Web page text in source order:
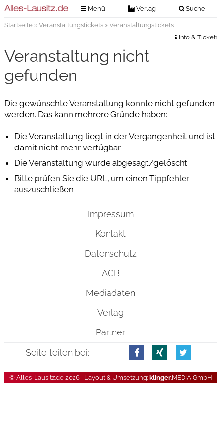
Menü Verlag Suche
Verlag
Kontakt
Impressum
Nachrichten
Veranstaltungstickets
Anzeigensuche
Startseite» Veranstaltungstickets» Veranstaltungstickets
Info & Tickets
Veranstaltung nicht
gefunden
Die gewünschte Veranstaltung konnte nicht gefunden
werden. Das kann mehrere Gründe haben:
Die Veranstaltung liegt in der Vergangenheit und ist
damit nicht mehr verfügbar
Die Veranstaltung wurde abgesagt/gelöscht
Bitte prüfen Sie die URL, um einen Tippfehler
auszuschließen
Impressum
Kontakt
Datenschutz
AGB
Mediadaten
Verlag
Partner
Seite teilen bei:
© Alles-Lausitz.de 2026 | Layout & Umsetzung: klinger.MEDIA GmbH